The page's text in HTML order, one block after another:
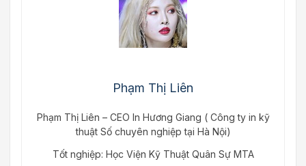
Phạm Thị Liên
Phạm Thị Liên – CEO In Hương Giang ( Công ty in kỹ
thuật Số chuyên nghiệp tại Hà Nội)
Tốt nghiệp: Học Viện Kỹ Thuật Quân Sự MTA